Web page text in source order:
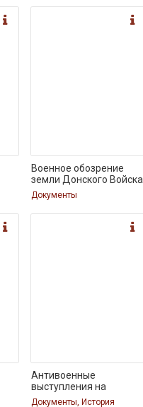
Военное обозрение
земли Донского Войска
Документы
Антивоенные
выступления на
русском
Документы, История